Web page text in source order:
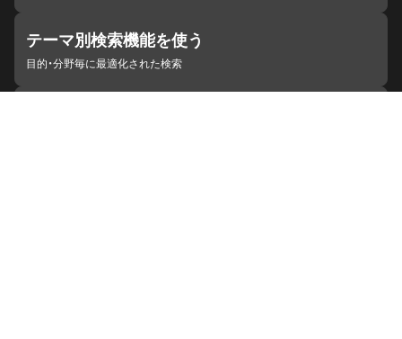
テーマ別検索機能を使う
目的・分野毎に最適化された検索